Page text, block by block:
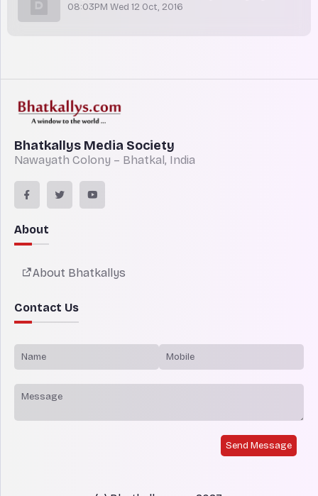
08:03PM Wed 12 Oct, 2016
Bhatkallys Media Society
Nawayath Colony – Bhatkal, India
About
About Bhatkallys
Contact Us
Send Message